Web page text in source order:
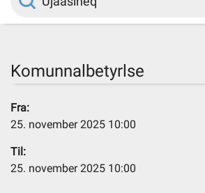
Innuttaasunut
Ileqqoreqqusat
Komunnalbetyrlse
Fra:
25. november 2025 10:00
Til:
25. november 2025 10:00